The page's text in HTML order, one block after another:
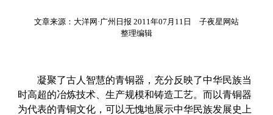
文章来源：大洋网·广州日报 2011年07月11日 子夜星网站
整理编辑
凝聚了古人智慧的青铜器，充分反映了中华民族当
时高超的冶炼技术、生产规模和铸造工艺。而以青铜器
为代表的青铜文化，可以无愧地展示中华民族发展史上